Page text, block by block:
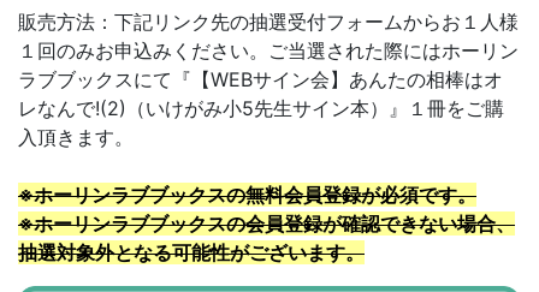
販売方法：下記リンク先の抽選受付フォームからお１人様
１回のみお申込みください。ご当選された際にはホーリン
ラブブックスにて『【WEBサイン会】 あんたの相棒はオ
レなんで!(2) （いけがみ小5先生サイン本）』１冊をご購
入頂きます。
※ホーリンラブブックスの無料会員登録が必須です。
※ホーリンラブブックスの会員登録が確認できない場合、
抽選対象外となる可能性がございます。